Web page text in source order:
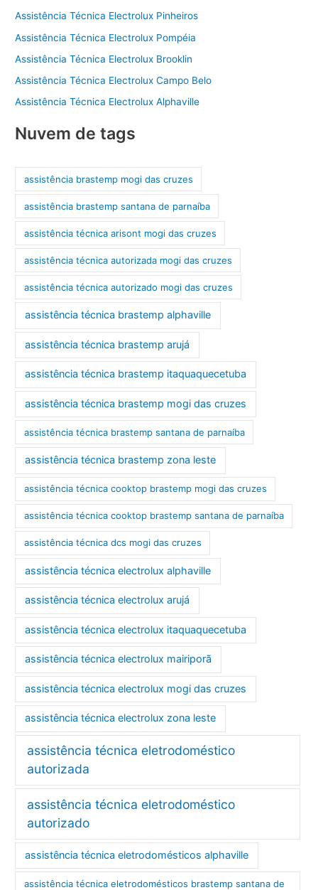
Assistência Técnica Electrolux Pinheiros
Assistência Técnica Electrolux Pompéia
Assistência Técnica Electrolux Brooklin
Assistência Técnica Electrolux Campo Belo
Assistência Técnica Electrolux Alphaville
Nuvem de tags
assistência brastemp mogi das cruzes
assistência brastemp santana de parnaíba
assistência técnica arisont mogi das cruzes
assistência técnica autorizada mogi das cruzes
assistência técnica autorizado mogi das cruzes
assistência técnica brastemp alphaville
assistência técnica brastemp arujá
assistência técnica brastemp itaquaquecetuba
assistência técnica brastemp mogi das cruzes
assistência técnica brastemp santana de parnaíba
assistência técnica brastemp zona leste
assistência técnica cooktop brastemp mogi das cruzes
assistência técnica cooktop brastemp santana de parnaíba
assistência técnica dcs mogi das cruzes
assistência técnica electrolux alphaville
assistência técnica electrolux arujá
assistência técnica electrolux itaquaquecetuba
assistência técnica electrolux mairiporã
assistência técnica electrolux mogi das cruzes
assistência técnica electrolux zona leste
assistência técnica eletrodoméstico
autorizada
assistência técnica eletrodoméstico
autorizado
assistência técnica eletrodomésticos alphaville
assistência técnica eletrodomésticos brastemp santana de